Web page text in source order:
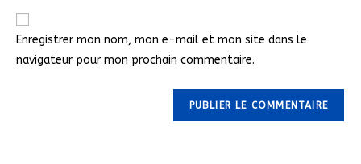
Enregistrer mon nom, mon e-mail et mon site dans le
navigateur pour mon prochain commentaire.